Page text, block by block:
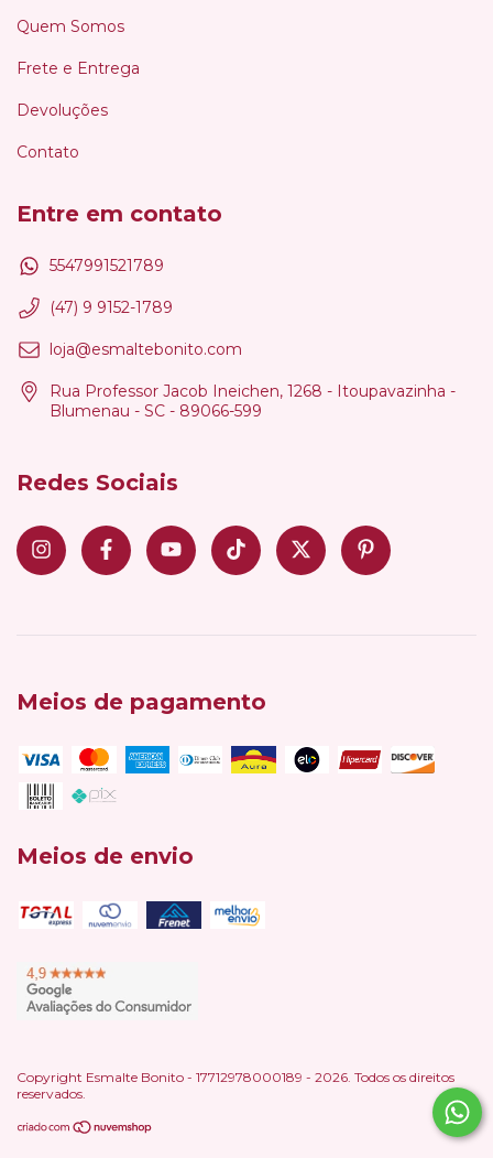
Quem Somos
Frete e Entrega
Devoluções
Contato
Entre em contato
5547991521789
(47) 9 9152-1789
loja@esmaltebonito.com
Rua Professor Jacob Ineichen, 1268 - Itoupavazinha -
Blumenau - SC - 89066-599
Redes Sociais
Meios de pagamento
Meios de envio
Copyright Esmalte Bonito - 17712978000189 - 2026. Todos os direitos
reservados.